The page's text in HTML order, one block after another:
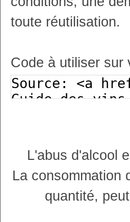
toute réutilisation.
Code à utiliser sur
L'abus d'alcool
La consommation
quantité,